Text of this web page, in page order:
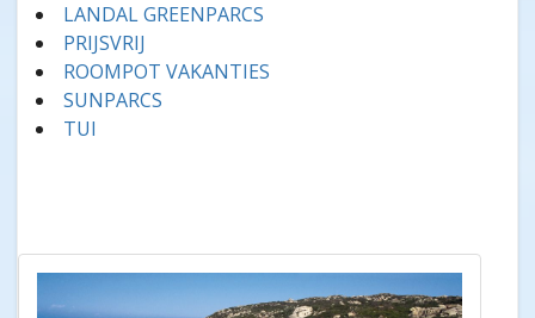
LANDAL GREENPARCS
PRIJSVRIJ
ROOMPOT VAKANTIES
SUNPARCS
TUI